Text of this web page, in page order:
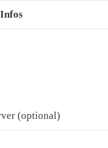
Infos
(optional)